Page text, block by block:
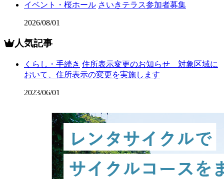
イベント・桜ホール さいきテラス参加者募集
2026/08/01
人気記事
くらし・手続き 住所表示変更のお知らせ 対象区域に
おいて、住所表示の変更を実施します
2023/06/01